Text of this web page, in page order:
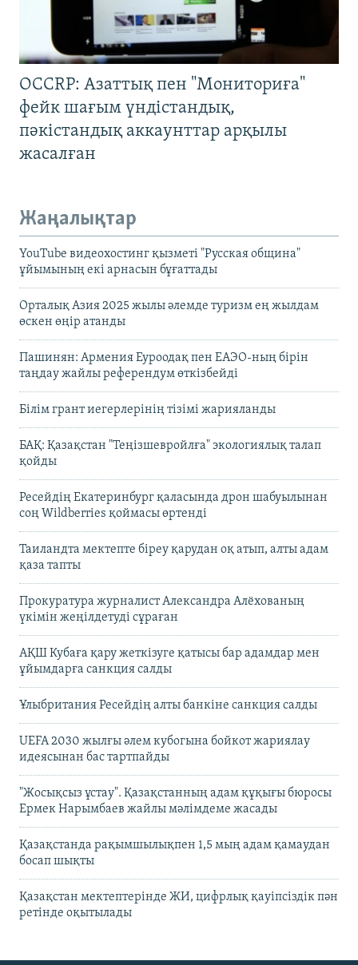
OCCRP: Азаттық пен "Мониториға"
фейк шағым үндістандық,
пәкістандық аккаунттар арқылы
жасалған
Жаңалықтар
YouTube видеохостинг қызметі "Русская община"
ұйымының екі арнасын бұғаттады
Орталық Азия 2025 жылы әлемде туризм ең жылдам
өскен өңір атанды
Пашинян: Армения Еуроодақ пен ЕАЭО-ның бірін
таңдау жайлы референдум өткізбейді
Білім грант иегерлерінің тізімі жарияланды
БАҚ: Қазақстан "Теңізшевройлға" экологиялық талап
қойды
Ресейдің Екатеринбург қаласында дрон шабуылынан
соң Wildberries қоймасы өртенді
Таиландта мектепте біреу қарудан оқ атып, алты адам
қаза тапты
Прокуратура журналист Александра Алёхованың
үкімін жеңілдетуді сұраған
АҚШ Кубаға қару жеткізуге қатысы бар адамдар мен
ұйымдарға санкция салды
Ұлыбритания Ресейдің алты банкіне санкция салды
UEFA 2030 жылғы әлем кубогына бойкот жариялау
идеясынан бас тартпайды
"Жосықсыз ұстау". Қазақстанның адам құқығы бюросы
Ермек Нарымбаев жайлы мәлімдеме жасады
Қазақстанда рақымшылықпен 1,5 мың адам қамаудан
босап шықты
Қазақстан мектептерінде ЖИ, цифрлық қауіпсіздік пән
ретінде оқытылады